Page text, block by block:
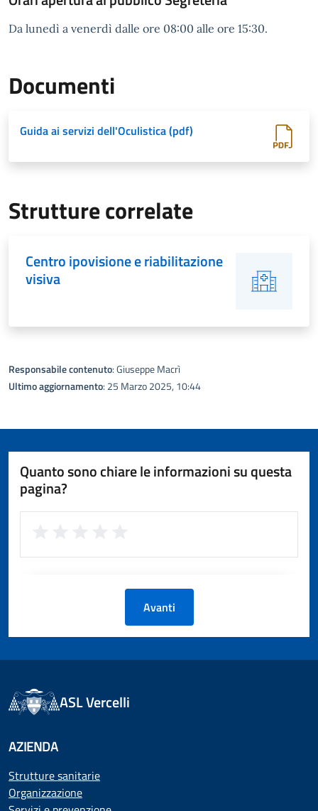
Da lunedì a venerdì dalle ore 08:00 alle ore 15:30.
Documenti
Guida ai servizi dell'Oculistica (pdf)
Strutture correlate
Centro ipovisione e riabilitazione
visiva
Responsabile contenuto: Giuseppe Macrì
Ultimo aggiornamento: 25 Marzo 2025, 10:44
Quanto sono chiare le informazioni su questa
pagina?
Avanti
ASL Vercelli
AZIENDA
Strutture sanitarie
Organizzazione